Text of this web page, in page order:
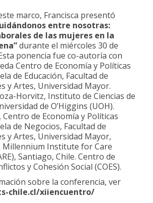
marco, Francisca presentó
entre nosotras:
de las mujeres en la
”durante el miércoles 30 de
ponencia fue co-autoría con
Centro de Economía y Políticas
de Educación, Facultad de
y Artes, Universidad Mayor.
Horvitz, Instituto de Ciencias de
de O’Higgins (UOH).
de Economía y Políticas
de Negocios, Facultad de
y Artes, Universidad Mayor,
Millennium Institute for Care
Santiago, Chile. Centro de
y Cohesión Social (COES).
sobre la conferencia, ver
chile.cl/xiiencuentro/